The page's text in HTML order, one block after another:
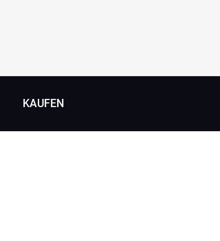
KAUFEN